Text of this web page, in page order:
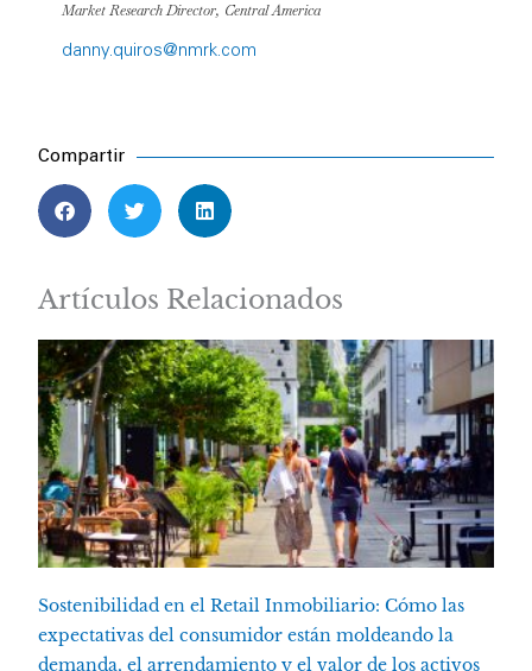
Market Research Director, Central America
danny.quiros@nmrk.com
Compartir
Artículos Relacionados
Sostenibilidad en el Retail Inmobiliario: Cómo las
expectativas del consumidor están moldeando la
demanda, el arrendamiento y el valor de los activos